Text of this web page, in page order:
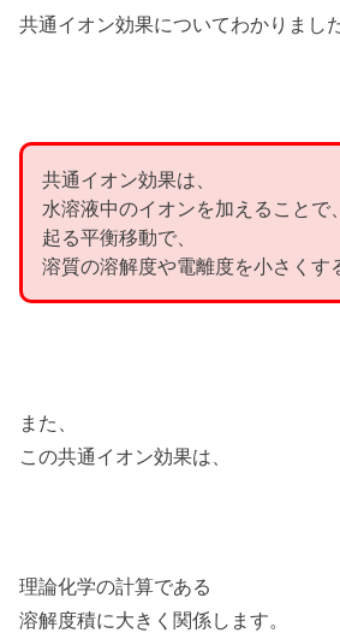
共通イオン効果についてわかりまし
共通イオン効果は、
水溶液中のイオンを加えることで、
起る平衡移動で、
溶質の溶解度や電離度を小さくす
また、
この共通イオン効果は、
理論化学の計算である
溶解度積に大きく関係します。